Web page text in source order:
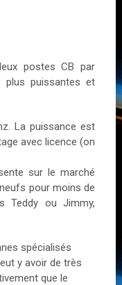
postes CB par
plus puissantes et
La puissance est
avec licence (on
sur le marché
pour moins de
Teddy ou Jimmy,
spécialisés
y avoir de très
que le